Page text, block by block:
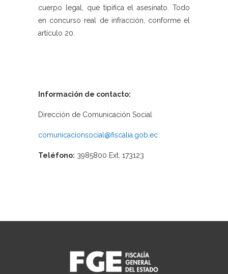
cuerpo legal, que tipifica el asesinato. Todo
en concurso real de infracción, conforme el
artículo 20.
Información de contacto:
Dirección de Comunicación Social
comunicacionsocial@fiscalia.gob.ec
Teléfono: 3985800 Ext. 173123